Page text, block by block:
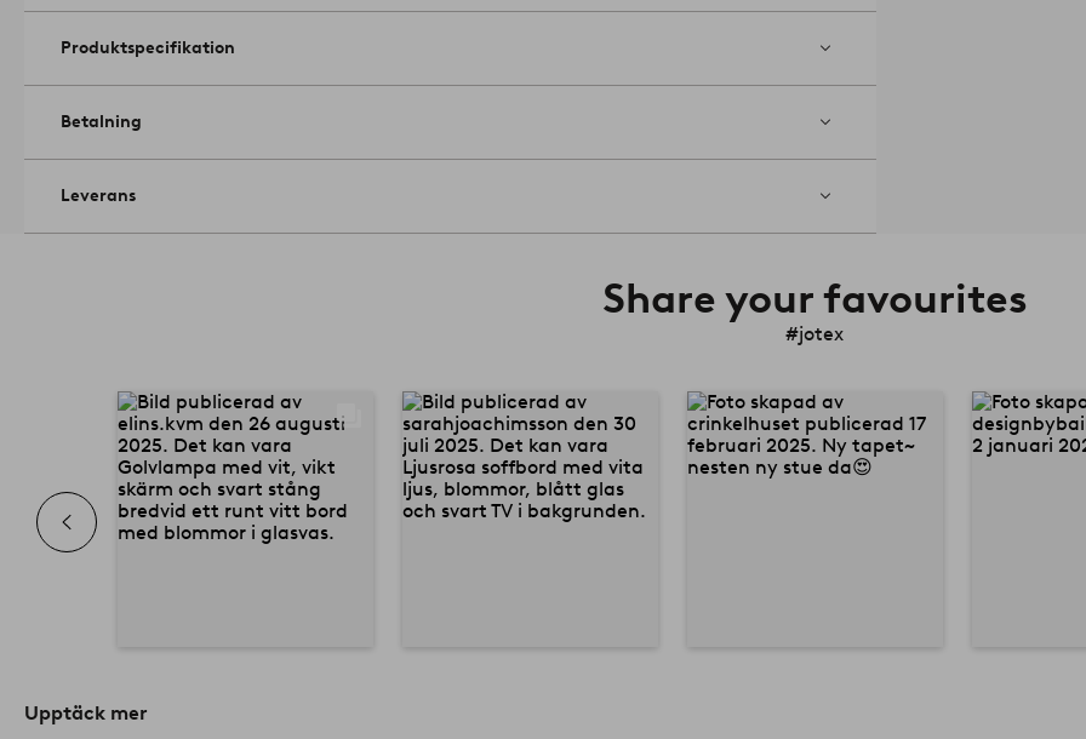
på.Artikelnummer: 1697921-01-0
Produktspecifikation
Betalning
Leverans
Share your favourites
#jotex
Upptäck mer